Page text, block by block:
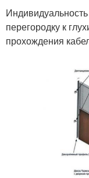
перегородку к
прохождения